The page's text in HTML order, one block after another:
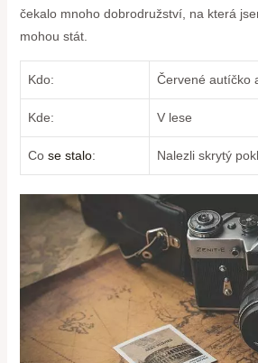
čekalo mnoho dobrodružství, na⁣ která
mohou stát.
Kdo: Červené autíčko
Kde: V‍ lese
Co se stalo: Nalezli skrytý